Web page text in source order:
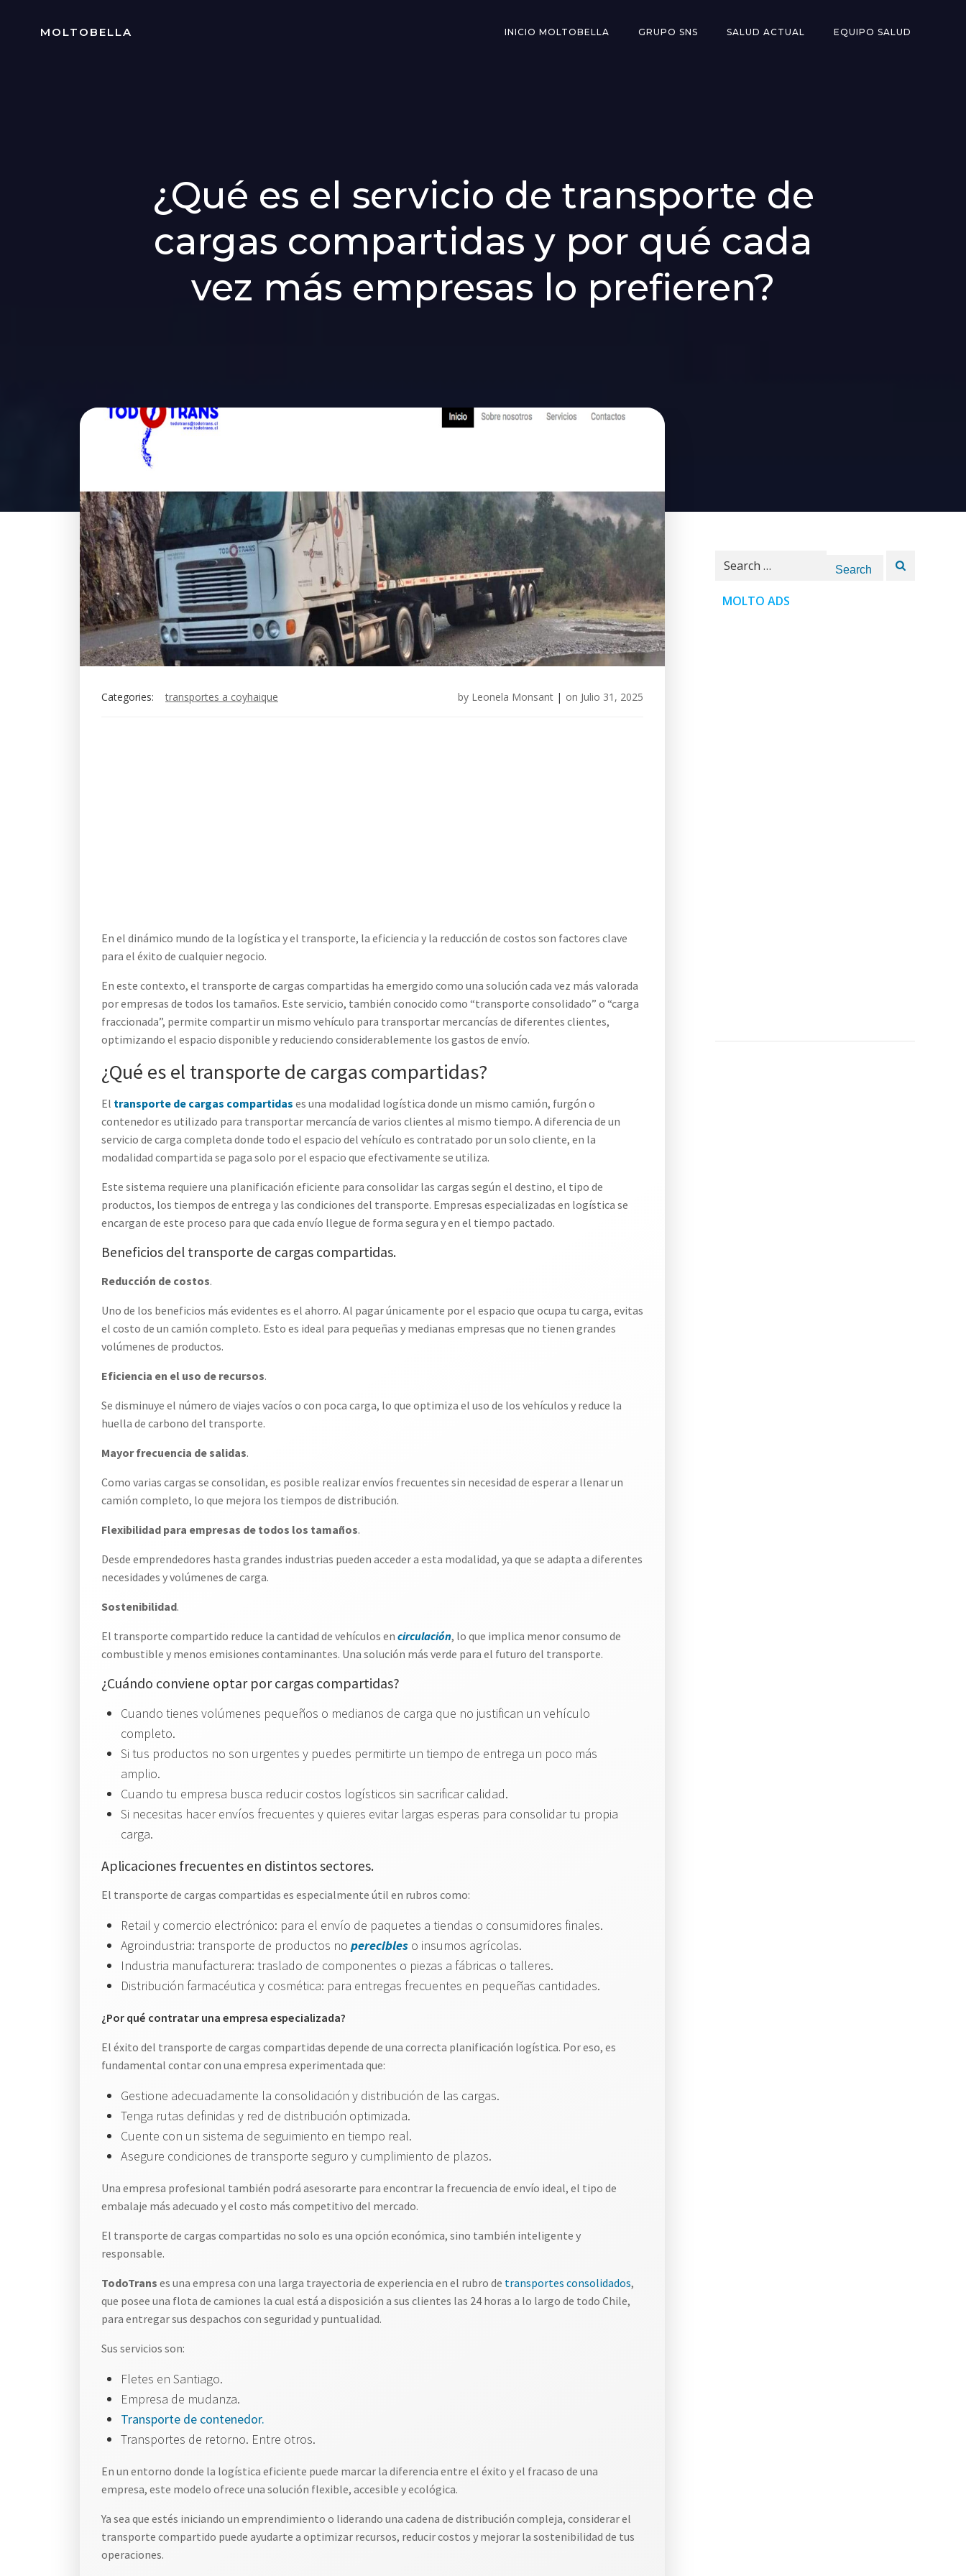
MOLTOBELLA INICIO MOLTOBELLA GRUPO SNS SALUD ACTUAL EQUIPO SALUD
¿Qué es el servicio de transporte de
cargas compartidas y por qué cada
vez más empresas lo prefieren?
Categories: transportes a coyhaique by Leonela Monsant | on Julio 31, 2025
En el dinámico mundo de la logística y el transporte, la eficiencia y la reducción de costos son factores clave
para el éxito de cualquier negocio.
En este contexto, el transporte de cargas compartidas ha emergido como una solución cada vez más valorada
por empresas de todos los tamaños. Este servicio, también conocido como “transporte consolidado” o “carga
fraccionada”, permite compartir un mismo vehículo para transportar mercancías de diferentes clientes,
optimizando el espacio disponible y reduciendo considerablemente los gastos de envío.
¿Qué es el transporte de cargas compartidas?
El transporte de cargas compartidas es una modalidad logística donde un mismo camión, furgón o
contenedor es utilizado para transportar mercancía de varios clientes al mismo tiempo. A diferencia de un
servicio de carga completa donde todo el espacio del vehículo es contratado por un solo cliente, en la
modalidad compartida se paga solo por el espacio que efectivamente se utiliza.
Este sistema requiere una planificación eficiente para consolidar las cargas según el destino, el tipo de
productos, los tiempos de entrega y las condiciones del transporte. Empresas especializadas en logística se
encargan de este proceso para que cada envío llegue de forma segura y en el tiempo pactado.
Beneficios del transporte de cargas compartidas.
Reducción de costos.
Uno de los beneficios más evidentes es el ahorro. Al pagar únicamente por el espacio que ocupa tu carga, evitas
el costo de un camión completo. Esto es ideal para pequeñas y medianas empresas que no tienen grandes
volúmenes de productos.
Eficiencia en el uso de recursos.
Se disminuye el número de viajes vacíos o con poca carga, lo que optimiza el uso de los vehículos y reduce la
huella de carbono del transporte.
Mayor frecuencia de salidas.
Como varias cargas se consolidan, es posible realizar envíos frecuentes sin necesidad de esperar a llenar un
camión completo, lo que mejora los tiempos de distribución.
Flexibilidad para empresas de todos los tamaños.
Desde emprendedores hasta grandes industrias pueden acceder a esta modalidad, ya que se adapta a diferentes
necesidades y volúmenes de carga.
Sostenibilidad.
El transporte compartido reduce la cantidad de vehículos en circulación, lo que implica menor consumo de
combustible y menos emisiones contaminantes. Una solución más verde para el futuro del transporte.
¿Cuándo conviene optar por cargas compartidas?
Cuando tienes volúmenes pequeños o medianos de carga que no justifican un vehículo
completo.
Si tus productos no son urgentes y puedes permitirte un tiempo de entrega un poco más
amplio.
Cuando tu empresa busca reducir costos logísticos sin sacrificar calidad.
Si necesitas hacer envíos frecuentes y quieres evitar largas esperas para consolidar tu propia
carga.
Aplicaciones frecuentes en distintos sectores.
El transporte de cargas compartidas es especialmente útil en rubros como:
Retail y comercio electrónico: para el envío de paquetes a tiendas o consumidores finales.
Agroindustria: transporte de productos no perecibles o insumos agrícolas.
Industria manufacturera: traslado de componentes o piezas a fábricas o talleres.
Distribución farmacéutica y cosmética: para entregas frecuentes en pequeñas cantidades.
¿Por qué contratar una empresa especializada?
El éxito del transporte de cargas compartidas depende de una correcta planificación logística. Por eso, es
fundamental contar con una empresa experimentada que:
Gestione adecuadamente la consolidación y distribución de las cargas.
Tenga rutas definidas y red de distribución optimizada.
Cuente con un sistema de seguimiento en tiempo real.
Asegure condiciones de transporte seguro y cumplimiento de plazos.
Una empresa profesional también podrá asesorarte para encontrar la frecuencia de envío ideal, el tipo de
embalaje más adecuado y el costo más competitivo del mercado.
El transporte de cargas compartidas no solo es una opción económica, sino también inteligente y
responsable.
TodoTrans es una empresa con una larga trayectoria de experiencia en el rubro de transportes consolidados,
que posee una flota de camiones la cual está a disposición a sus clientes las 24 horas a lo largo de todo Chile,
para entregar sus despachos con seguridad y puntualidad.
Sus servicios son:
Fletes en Santiago.
Empresa de mudanza.
Transporte de contenedor.
Transportes de retorno. Entre otros.
En un entorno donde la logística eficiente puede marcar la diferencia entre el éxito y el fracaso de una
empresa, este modelo ofrece una solución flexible, accesible y ecológica.
Ya sea que estés iniciando un emprendimiento o liderando una cadena de distribución compleja, considerar el
transporte compartido puede ayudarte a optimizar recursos, reducir costos y mejorar la sostenibilidad de tus
operaciones.
Search
MOLTO ADS